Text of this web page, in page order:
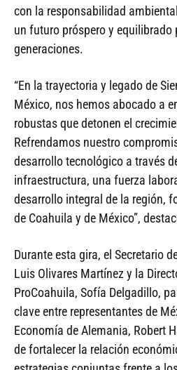
con la responsabilidad
un futuro próspero y equilibrado
generaciones.
“En la trayectoria y legado de
México, nos hemos abocado a
robustas que detonen el
Refrendamos nuestro
desarrollo tecnológico a través
infraestructura, una fuerza
desarrollo integral de la región,
de Coahuila y de México”,
Durante esta gira, el Secretario
Luis Olivares Martínez y la
ProCoahuila, Sofía Delgadillo,
clave entre representantes de
Economía de Alemania, Robert
de fortalecer la relación